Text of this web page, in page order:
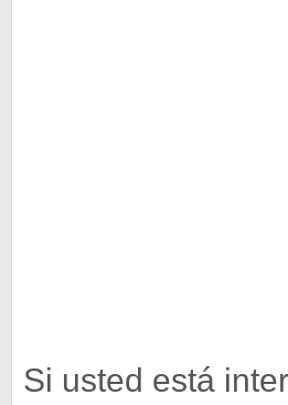
Si usted está